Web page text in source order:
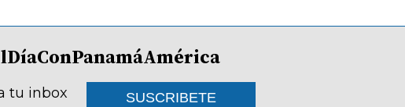
tu inbox SUSCRIBETE